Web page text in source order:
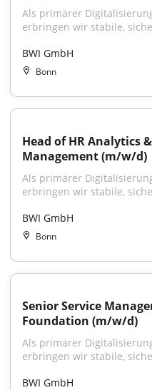
Als primärer
erbringen wir stabile,
BWI GmbH
Bonn
Head of HR Analytics
Management (m/w/d)
Als primärer
erbringen wir stabile,
BWI GmbH
Bonn
Senior Service
Foundation (m/w/d)
Als primärer
erbringen wir stabile,
BWI GmbH